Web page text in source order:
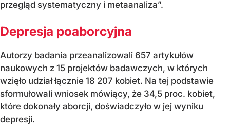
przegląd systematyczny i metaanaliza”.
Depresja poaborcyjna
Autorzy badania przeanalizowali 657 artykułów
naukowych z 15 projektów badawczych, w których
wzięło udział łącznie 18 207 kobiet. Na tej podstawie
sformułowali wniosek mówiący, że 34,5 proc. kobiet,
które dokonały aborcji, doświadczyło w jej wyniku
depresji.